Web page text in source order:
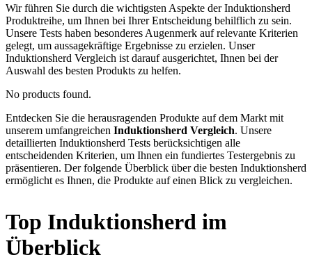
Wir führen Sie durch die wichtigsten Aspekte der Induktionsherd
Produktreihe, um Ihnen bei Ihrer Entscheidung behilflich zu sein.
Unsere Tests haben besonderes Augenmerk auf relevante Kriterien
gelegt, um aussagekräftige Ergebnisse zu erzielen. Unser
Induktionsherd Vergleich ist darauf ausgerichtet, Ihnen bei der
Auswahl des besten Produkts zu helfen.
No products found.
Entdecken Sie die herausragenden Produkte auf dem Markt mit
unserem umfangreichen Induktionsherd Vergleich. Unsere
detaillierten Induktionsherd Tests berücksichtigen alle
entscheidenden Kriterien, um Ihnen ein fundiertes Testergebnis zu
präsentieren. Der folgende Überblick über die besten Induktionsherd
ermöglicht es Ihnen, die Produkte auf einen Blick zu vergleichen.
Top Induktionsherd im
Überblick